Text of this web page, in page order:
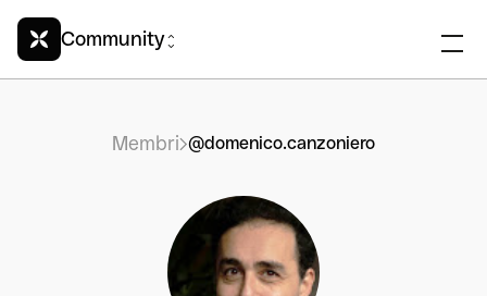
Community
Membri @domenico.canzoniero